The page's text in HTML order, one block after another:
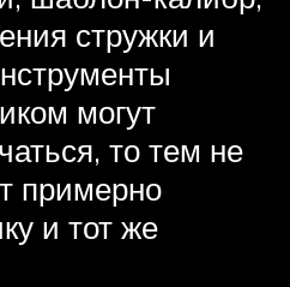
стружки и
могут
то тем не
примерно
и тот же